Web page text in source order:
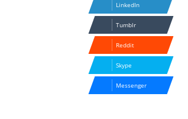
LinkedIn
Tumblr
Reddit
Skype
Messenger